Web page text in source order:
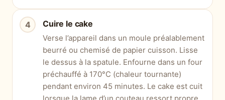
Cuire le cake
Verse l’appareil dans un moule préalablement
beurré ou chemisé de papier cuisson. Lisse
le dessus à la spatule. Enfourne dans un four
préchauffé à 170°C (chaleur tournante)
pendant environ 45 minutes. Le cake est cuit